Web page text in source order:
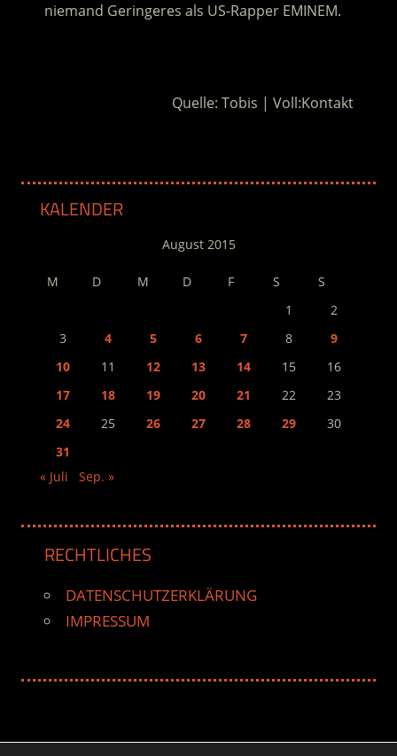
niemand Geringeres als US-Rapper EMINEM.
Quelle: Tobis | Voll:Kontakt
KALENDER
August 2015
M D M D F S
S
1
2
3
4 5 6 7 8
9
10
11 12 13 14 15
16
17
18 19 20 21 22
23
24
25 26 27 28 29
30
31
« Juli
Sep. »
RECHTLICHES
DATENSCHUTZERKLÄRUNG
IMPRESSUM